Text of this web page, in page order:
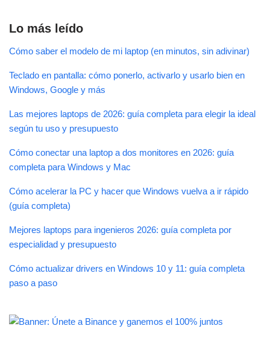
Lo más leído
Cómo saber el modelo de mi laptop (en minutos, sin adivinar)
Teclado en pantalla: cómo ponerlo, activarlo y usarlo bien en
Windows, Google y más
Las mejores laptops de 2026: guía completa para elegir la ideal
según tu uso y presupuesto
Cómo conectar una laptop a dos monitores en 2026: guía
completa para Windows y Mac
Cómo acelerar la PC y hacer que Windows vuelva a ir rápido
(guía completa)
Mejores laptops para ingenieros 2026: guía completa por
especialidad y presupuesto
Cómo actualizar drivers en Windows 10 y 11: guía completa
paso a paso